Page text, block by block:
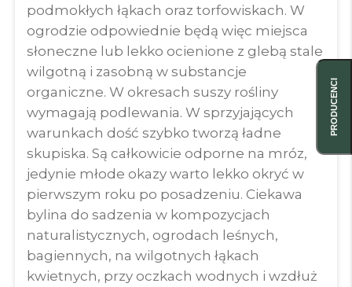
podmokłych łąkach oraz torfowiskach. W
ogrodzie odpowiednie będą więc miejsca
słoneczne lub lekko ocienione z glebą stale
wilgotną i zasobną w substancje
organiczne. W okresach suszy rośliny
wymagają podlewania. W sprzyjających
warunkach dość szybko tworzą ładne
skupiska. Są całkowicie odporne na mróz,
jedynie młode okazy warto lekko okryć w
pierwszym roku po posadzeniu. Ciekawa
bylina do sadzenia w kompozycjach
naturalistycznych, ogrodach leśnych,
bagiennych, na wilgotnych łąkach
kwietnych, przy oczkach wodnych i wzdłuż
PRODUCENCI